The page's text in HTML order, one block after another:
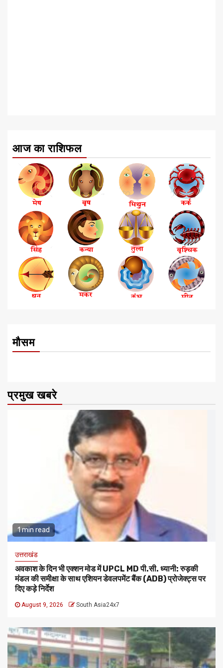
आज का राशिफल
मौसम
प्रमुख खबरे
1 min read
उत्तराखंड
अवकाश के दिन भी एक्शन मोड में UPCL MD पी.सी. ध्यानी: रुड़की
मंडल की समीक्षा के साथ एशियन डेवलपमेंट बैंक (ADB) प्रोजेक्ट्स पर
दिए कड़े निर्देश
August 9, 2026 South Asia24x7